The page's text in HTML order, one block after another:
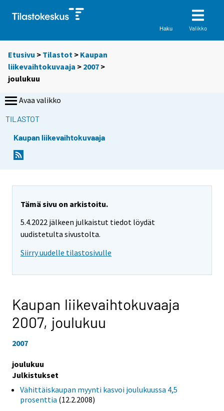
Haku Valikko
Etusivu > Tilastot > Kaupan
liikevaihtokuvaaja > 2007 >
joulukuu
Avaa valikko
TILASTOT
Kaupan liikevaihtokuvaaja
Tämä sivu on arkistoitu.
5.4.2022 jälkeen julkaistut tiedot löydät
uudistetulta sivustolta.
Siirry uudelle tilastosivulle
Kaupan liikevaihtokuvaaja
2007, joulukuu
2007
joulukuu
Julkistukset
Vähittäiskaupan myynti kasvoi joulukuussa 4,5
prosenttia (12.2.2008)